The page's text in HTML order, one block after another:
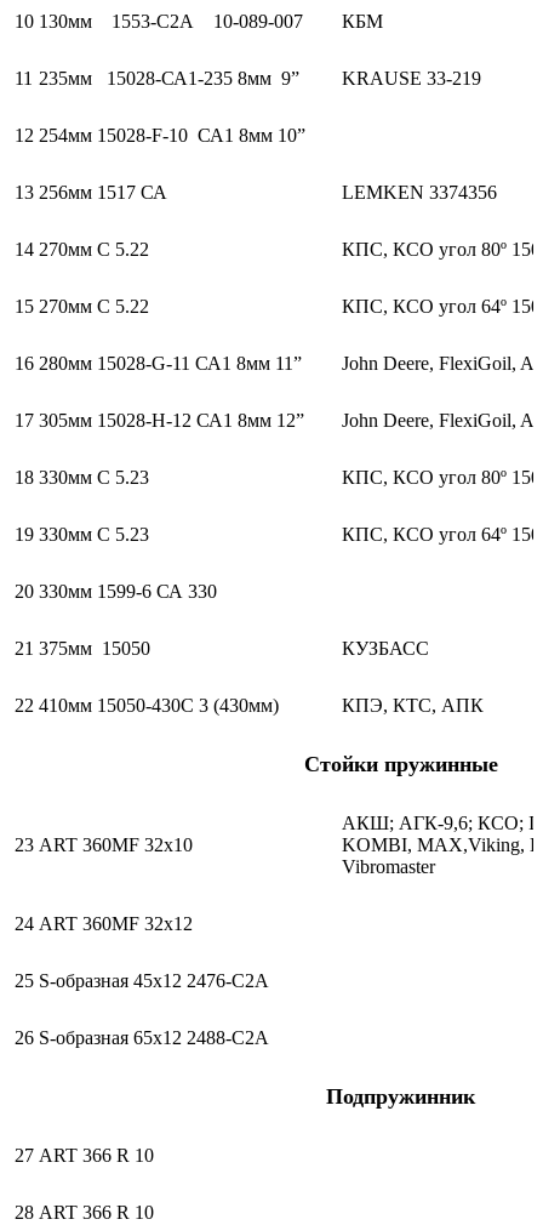
10 130мм 1553-С2А 10-089-007 КБМ
11 235мм 15028-СА1-235 8мм 9” KRAUSE 33-219
12 254мм 15028-F-10 СА1 8мм 10”
13 256мм 1517 СА LEMKEN 3374356
14 270мм С 5.22 КПС, КСО угол 80º
15 270мм С 5.22 КПС, КСО угол 64º
16 280мм 15028-G-11 СА1 8мм 11” John Deere, FlexiGoil,
17 305мм 15028-H-12 СА1 8мм 12” John Deere, FlexiGoil,
18 330мм С 5.23 КПС, КСО угол 80º
19 330мм С 5.23 КПС, КСО угол 64º
20 330мм 1599-6 СА 330
21 375мм 15050 КУЗБАСС
22 410мм 15050-430С 3 (430мм) КПЭ, КТС, АПК
Стойки пружинные
23 ART 360MF 32х10
АКШ; АГК-9,6; КСО;
KOMBI, MAX,Viking,
Vibromaster
24 ART 360MF 32х12
25 S-образная 45х12 2476-С2А
26 S-образная 65х12 2488-С2А
Подпружинник
27 ART 366 R 10
28 ART 366 R 10